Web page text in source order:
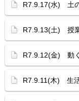
R7.9.17(水) 土
R7.9.13(土) 授
R7.9.12(金) 動
R7.9.11(木) 生